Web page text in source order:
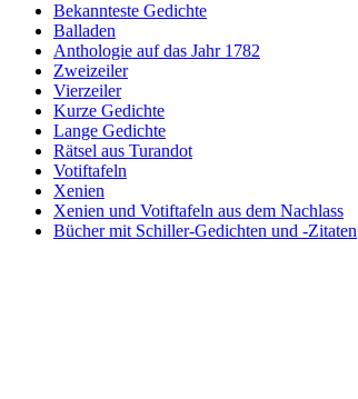
Bekannteste Gedichte
Balladen
Anthologie auf das Jahr 1782
Zweizeiler
Vierzeiler
Kurze Gedichte
Lange Gedichte
Rätsel aus Turandot
Votiftafeln
Xenien
Xenien und Votiftafeln aus dem Nachlass
Bücher mit Schiller-Gedichten und -Zitaten